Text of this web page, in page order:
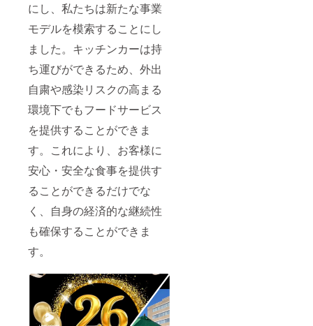
にし、私たちは新たな事業
モデルを模索することにし
ました。キッチンカーは持
ち運びができるため、外出
自粛や感染リスクの高まる
環境下でもフードサービス
を提供することができま
す。これにより、お客様に
安心・安全な食事を提供す
ることができるだけでな
く、自身の経済的な継続性
も確保することができま
す。